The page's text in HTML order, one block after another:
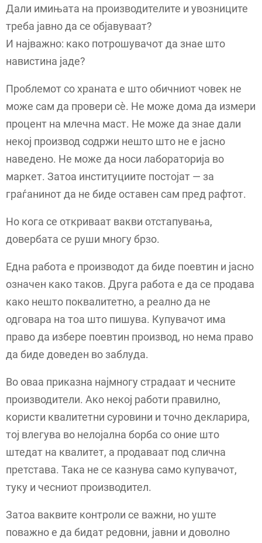
Дали имињата на производителите и увозниците
треба јавно да се објавуваат?
И најважно: како потрошувачот да знае што
навистина јаде?
Проблемот со храната е што обичниот човек не
може сам да провери сè. Не може дома да измери
процент на млечна маст. Не може да знае дали
некој производ содржи нешто што не е јасно
наведено. Не може да носи лабораторија во
маркет. Затоа институциите постојат — за
граѓанинот да не биде оставен сам пред рафтот.
Но кога се откриваат вакви отстапувања,
довербата се руши многу брзо.
Една работа е производот да биде поевтин и јасно
означен како таков. Друга работа е да се продава
како нешто поквалитетно, а реално да не
одговара на тоа што пишува. Купувачот има
право да избере поевтин производ, но нема право
да биде доведен во заблуда.
Во оваа приказна најмногу страдаат и чесните
производители. Ако некој работи правилно,
користи квалитетни суровини и точно декларира,
тој влегува во нелојална борба со оние што
штедат на квалитет, а продаваат под слична
претстава. Така не се казнува само купувачот,
туку и чесниот производител.
Затоа ваквите контроли се важни, но уште
поважно е да бидат редовни, јавни и доволно